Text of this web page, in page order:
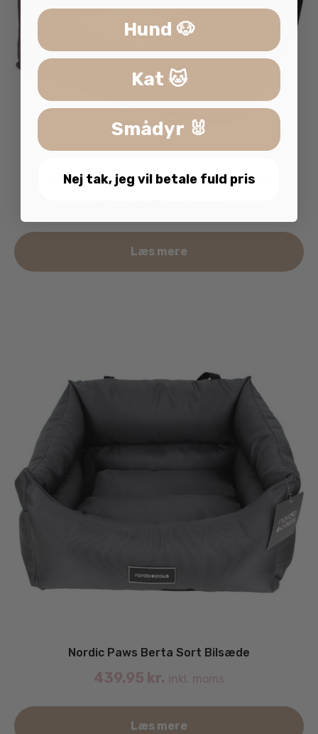
Nordic Paws Cozy Luksus Brun Bilsæde
Læs mere
Nordic Paws Berta Sort Bilsæde
439.95 kr. inkl. moms
Læs mere
Hund 🐶
Kat 🐱
Smådyr 🐰
Nej tak, jeg vil betale fuld pris